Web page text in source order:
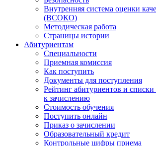
Внутренняя система оценки
(ВСОКО)
Методическая работа
Страницы истории
Абитуриентам
Специальности
Приемная комиссия
Как поступить
Документы для поступления
Рейтинг абитуриентов и
к зачислению
Стоимость обучения
Поступить онлайн
Приказ о зачислении
Образовательный кредит
Контрольные цифры приема